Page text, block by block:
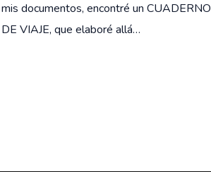
mis documentos, encontré un CUADERNO
DE VIAJE, que elaboré allá…